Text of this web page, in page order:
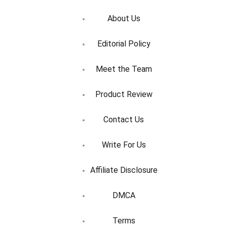
About Us
Editorial Policy
Meet the Team
Product Review
Contact Us
Write For Us
Affiliate Disclosure
DMCA
Terms